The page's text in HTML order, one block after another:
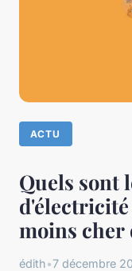
ACTU
Quels sont
moins cher
édith•7 décembre